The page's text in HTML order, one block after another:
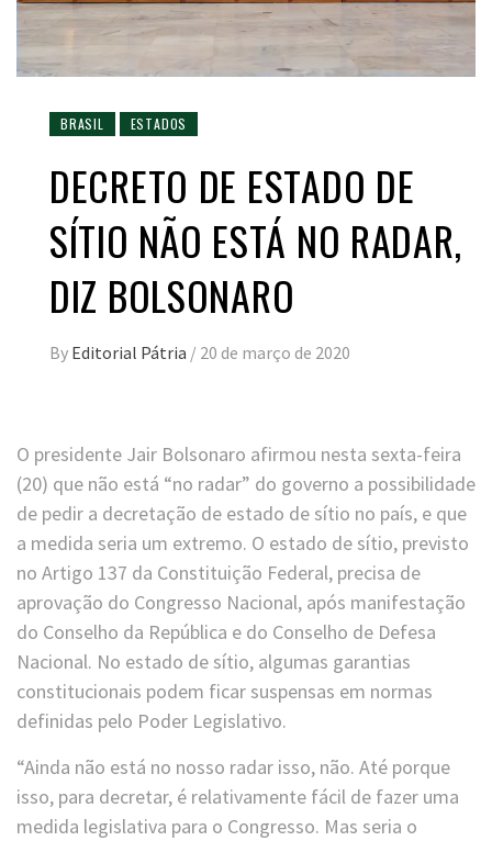
BRASIL ESTADOS
DECRETO DE ESTADO DE
SÍTIO NÃO ESTÁ NO RADAR,
DIZ BOLSONARO
By Editorial Pátria / 20 de março de 2020
O presidente Jair Bolsonaro afirmou nesta sexta-feira
(20) que não está “no radar” do governo a possibilidade
de pedir a decretação de estado de sítio no país, e que
a medida seria um extremo. O estado de sítio, previsto
no Artigo 137 da Constituição Federal, precisa de
aprovação do Congresso Nacional, após manifestação
do Conselho da República e do Conselho de Defesa
Nacional. No estado de sítio, algumas garantias
constitucionais podem ficar suspensas em normas
definidas pelo Poder Legislativo.
“Ainda não está no nosso radar isso, não. Até porque
isso, para decretar, é relativamente fácil de fazer uma
medida legislativa para o Congresso. Mas seria o